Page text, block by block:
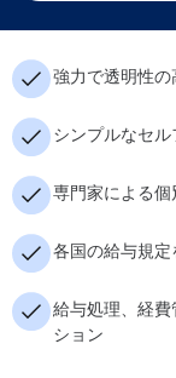
強力で透明性
シンプルなセ
専門家による個
各国の給与規定
給与処理、経
ション